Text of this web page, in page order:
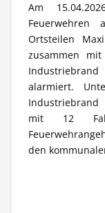
Am
Ortsteilen
zusammen
alarmiert.
mit 12
den